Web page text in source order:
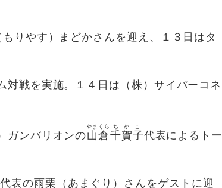
まどかさんを迎え、１３日はタ
。１４日は（株）サイバーコネ
リオンの山倉
やまくら
千賀子
ちかこ
代表によるトー
（あまぐり）さんをゲストに迎